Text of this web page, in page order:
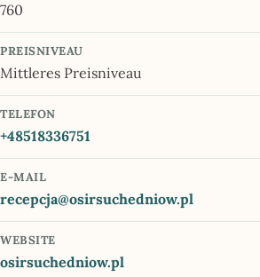
760
PREISNIVEAU
Mittleres Preisniveau
TELEFON
+48518336751
E-MAIL
recepcja@osirsuchedniow.pl
WEBSITE
osirsuchedniow.pl